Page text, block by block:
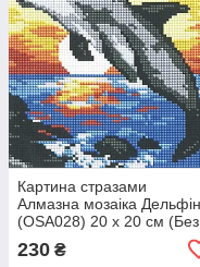
Картина стразами
Алмазна мозаіка Дельфін
(OSA028) 20 х 20 см (Без
230 ₴